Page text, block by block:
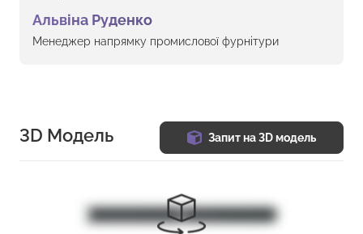
Альвіна Руденко
Менеджер напрямку промислової фурнітури
3D Модель Запит на 3D модель